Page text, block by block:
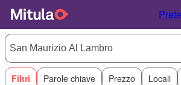
Filtri Parole chiave Prezzo Locali